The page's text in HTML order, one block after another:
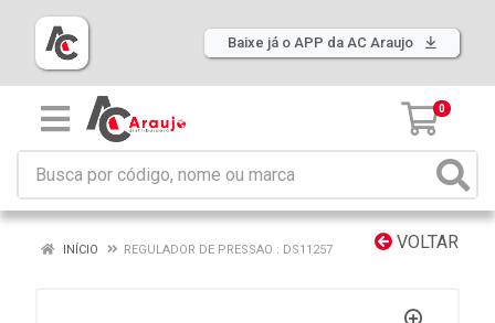
Baixe já o APP da AC Araujo
0
VOLTAR
INÍCIO REGULADOR DE PRESSAO : DS11257